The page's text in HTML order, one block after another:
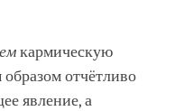
кармическую
отчётливо
явление, а